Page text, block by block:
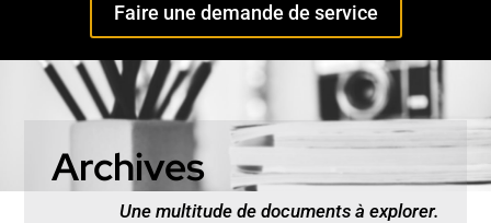
Faire une demande de service
Archives
Une multitude de documents à explorer.